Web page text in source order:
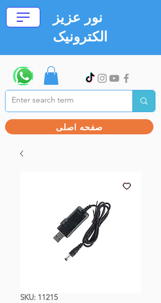
نور عزیز
الکترونیک
صفحه اصلی
SKU: 11215